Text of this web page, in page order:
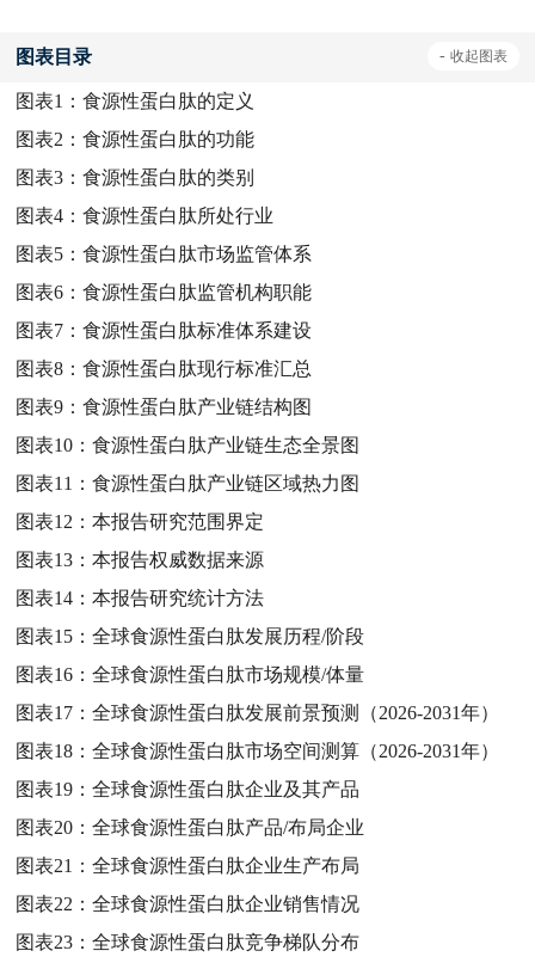
图表目录 - 收起图表
图表1：食源性蛋白肽的定义
图表2：食源性蛋白肽的功能
图表3：食源性蛋白肽的类别
图表4：食源性蛋白肽所处行业
图表5：食源性蛋白肽市场监管体系
图表6：食源性蛋白肽监管机构职能
图表7：食源性蛋白肽标准体系建设
图表8：食源性蛋白肽现行标准汇总
图表9：食源性蛋白肽产业链结构图
图表10：食源性蛋白肽产业链生态全景图
图表11：食源性蛋白肽产业链区域热力图
图表12：本报告研究范围界定
图表13：本报告权威数据来源
图表14：本报告研究统计方法
图表15：全球食源性蛋白肽发展历程/阶段
图表16：全球食源性蛋白肽市场规模/体量
图表17：全球食源性蛋白肽发展前景预测（2026-2031年）
图表18：全球食源性蛋白肽市场空间测算（2026-2031年）
图表19：全球食源性蛋白肽企业及其产品
图表20：全球食源性蛋白肽产品/布局企业
图表21：全球食源性蛋白肽企业生产布局
图表22：全球食源性蛋白肽企业销售情况
图表23：全球食源性蛋白肽竞争梯队分布